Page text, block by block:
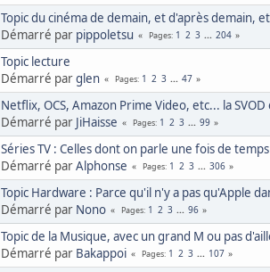
Topic du cinéma de demain, et d'après demain,
Démarré par pippoletsu Pages 1 2 3 ... 204
Topic lecture
Démarré parglen Pages 1 2 3 ... 47
Netflix, OCS, Amazon Prime Video, etc... la SVOD
Démarré par JiHaisse Pages 1 2 3 ... 99
Séries TV : Celles dont on parle une fois de
Démarré parAlphonse Pages 1 2 3 ... 306
Topic Hardware : Parce qu'il n'y a pas qu'Apple
Démarré par Nono Pages 1 2 3 ... 96
Topic de la Musique, avec un grand M ou pas
Démarré par Bakappoi Pages 1 2 3 ... 107